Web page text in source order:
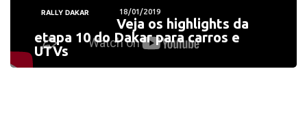
RALLY DAKAR 18/01/2019
Veja os highlights da
etapa 10 do Dakar para carros e
UTVs